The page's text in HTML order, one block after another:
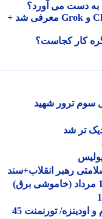
دست می آورد؟
ساعت هوشمند رولمی مجهز به ChatGPT و Grok معرفی شد +
کار کجاست؟
ترور شهید
شد
رهبر انقلاب+سند
ویدیو| خلاصه بازی بارسلونا مقابل ناتینگام و اودینزه/ تورنمنت 45